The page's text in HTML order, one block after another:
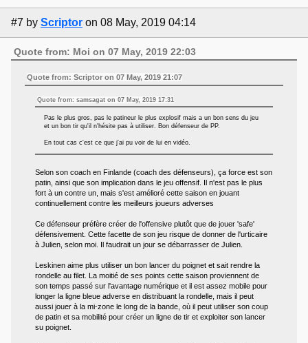
#7 by Scriptor on 08 May, 2019 04:14
Quote from: Moi on 07 May, 2019 22:03
Quote from: Scriptor on 07 May, 2019 21:07
Quote from: samsagat on 07 May, 2019 17:31
Pas le plus gros, pas le patineur le plus explosif mais a un bon sens du jeu
et un bon tir qu'il n'hésite pas à utiliser. Bon défenseur de PP.
En tout cas c'est ce que j'ai pu voir de lui en vidéo.
Selon son coach en Finlande (coach des défenseurs), ça force est son
patin, ainsi que son implication dans le jeu offensif. Il n'est pas le plus
fort à un contre un, mais s'est amélioré cette saison en jouant
continuellement contre les meilleurs joueurs adverses
Ce défenseur préfère créer de l'offensive plutôt que de jouer 'safe'
défensivement. Cette facette de son jeu risque de donner de l'urticaire
à Julien, selon moi. Il faudrait un jour se débarrasser de Julien.
Leskinen aime plus utiliser un bon lancer du poignet et sait rendre la
rondelle au filet. La moitié de ses points cette saison proviennent de
son temps passé sur l'avantage numérique et il est assez mobile pour
longer la ligne bleue adverse en distribuant la rondelle, mais il peut
aussi jouer à la mi-zone le long de la bande, où il peut utiliser son coup
de patin et sa mobilité pour créer un ligne de tir et exploiter son lancer
su poignet.